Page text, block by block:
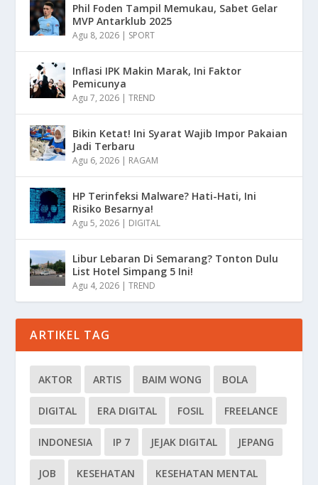
Phil Foden Tampil Memukau, Sabet Gelar
MVP Antarklub 2025
Agu 8, 2026 | SPORT
Inflasi IPK Makin Marak, Ini Faktor
Pemicunya
Agu 7, 2026 |TREND
Bikin Ketat! Ini Syarat Wajib Impor Pakaian
Jadi Terbaru
Agu 6, 2026 | RAGAM
HP Terinfeksi Malware? Hati-Hati, Ini
Risiko Besarnya!
Agu 5, 2026 | DIGITAL
Libur Lebaran Di Semarang? Tonton Dulu
List Hotel Simpang 5 Ini!
Agu 4, 2026 |TREND
ARTIKEL TAG
AKTOR ARTIS BAIM WONG BOLA
DIGITAL ERA DIGITAL FOSIL FREELANCE
INDONESIA IP 7 JEJAK DIGITAL JEPANG
JOB KESEHATAN KESEHATAN MENTAL